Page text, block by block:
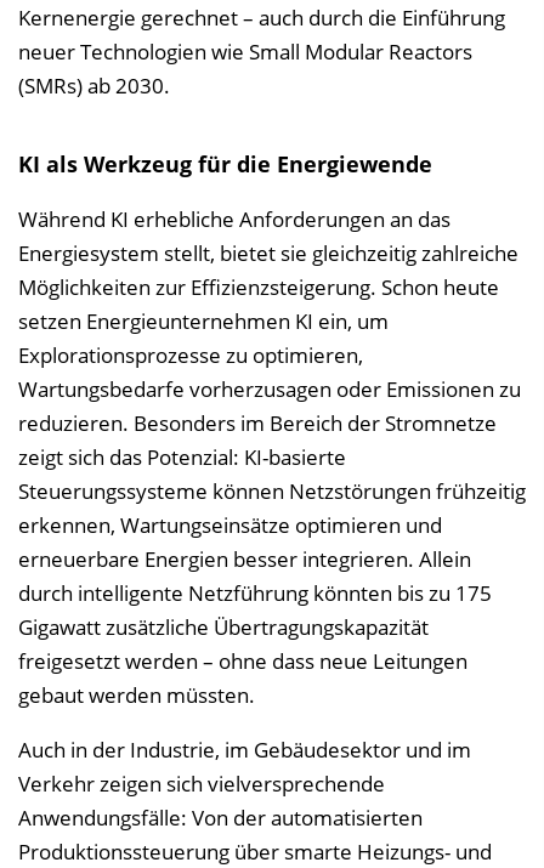
Kernenergie gerechnet – auch durch die Einführung
neuer Technologien wie Small Modular Reactors
(SMRs) ab 2030.
KI als Werkzeug für die Energiewende
Während KI erhebliche Anforderungen an das
Energiesystem stellt, bietet sie gleichzeitig zahlreiche
Möglichkeiten zur Effizienzsteigerung. Schon heute
setzen Energieunternehmen KI ein, um
Explorationsprozesse zu optimieren,
Wartungsbedarfe vorherzusagen oder Emissionen zu
reduzieren. Besonders im Bereich der Stromnetze
zeigt sich das Potenzial: KI-basierte
Steuerungssysteme können Netzstörungen frühzeitig
erkennen, Wartungseinsätze optimieren und
erneuerbare Energien besser integrieren. Allein
durch intelligente Netzführung könnten bis zu 175
Gigawatt zusätzliche Übertragungskapazität
freigesetzt werden – ohne dass neue Leitungen
gebaut werden müssten.
Auch in der Industrie, im Gebäudesektor und im
Verkehr zeigen sich vielversprechende
Anwendungsfälle: Von der automatisierten
Produktionssteuerung über smarte Heizungs- und